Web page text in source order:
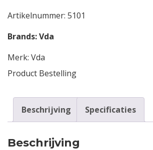
Artikelnummer: 5101
Brands:Vda
Merk: Vda
Product Bestelling
Beschrijving Specificaties
Beschrijving